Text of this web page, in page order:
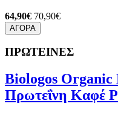
64,90€ 70,90€
ΑΓΟΡΑ
ΠΡΩΤΕΙΝΕΣ
Biologos
Πρωτεΐνη Καφέ